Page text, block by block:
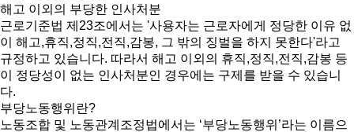
해고 이외의 부당한 인사처분
근로기준법 제23조에서는 '사용자는 근로자에게 정당한 이유 없
이 해고,휴직,정직,전직,감봉, 그 밖의 징벌을 하지 못한다'라고
규정하고 있습니다. 따라서 해고 이외의 휴직,정직,전직,감봉 등
이 정당성이 없는 인사처분인 경우에는 구제를 받을 수 있습니
다.
부당노동행위란?
노동조합 및 노동관계조정법에서는 ‘부당노동행위’라는 이름으